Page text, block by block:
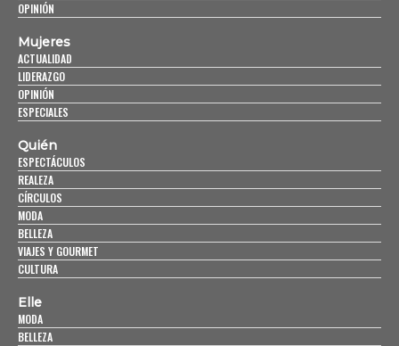
OPINIÓN
Mujeres
ACTUALIDAD
LIDERAZGO
OPINIÓN
ESPECIALES
Quién
ESPECTÁCULOS
REALEZA
CÍRCULOS
MODA
BELLEZA
VIAJES Y GOURMET
CULTURA
Elle
MODA
BELLEZA